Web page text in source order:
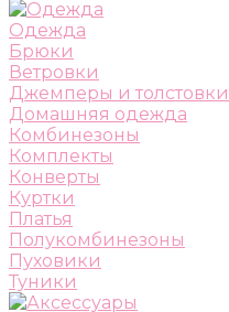
Одежда
Брюки
Ветровки
Джемперы и толстовки
Домашняя одежда
Комбинезоны
Комплекты
Конверты
Куртки
Платья
Полукомбинезоны
Пуховики
Туники